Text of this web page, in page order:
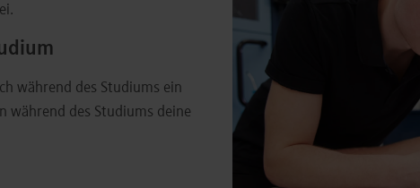
während des Studiums ein
während des Studiums deine